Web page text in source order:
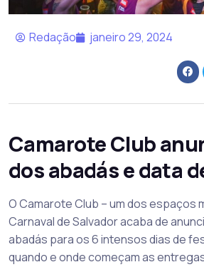
Redação janeiro 29, 2024
Camarote Club
dos abadás e data
O Camarote Club – um dos espaços
Carnaval de Salvador acaba de
abadás para os 6 intensos dias de
quando e onde começam as